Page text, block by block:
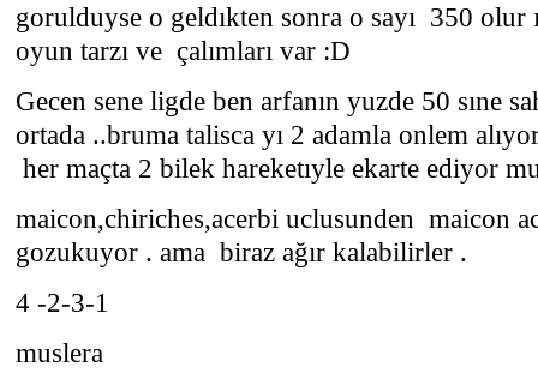
gorulduyse o geldıkten sonra o sayı 350 olur
oyun tarzı ve çalımları var :D
Gecen sene ligde ben arfanın yuzde 50 sıne
ortada ..bruma talisca yı 2 adamla onlem
her maçta 2 bilek hareketıyle ekarte ediyor
maicon,chiriches,acerbi uclusunden maicon
gozukuyor . ama biraz ağır kalabilirler .
4 -2-3-1
muslera